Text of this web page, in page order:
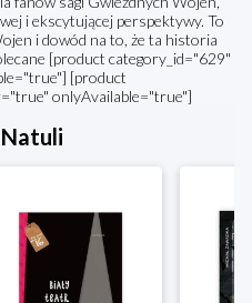
i ekscytującej perspektywy. To
i dowód na to, że ta historia
[product category_id="629"
[product
onlyAvailable="true"]